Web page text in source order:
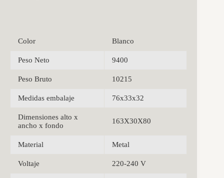
Color Blanco
Peso Neto 9400
Peso Bruto 10215
Medidas embalaje 76x33x32
Dimensiones alto x
ancho x fondo
163X30X80
Material Metal
Voltaje 220-240 V